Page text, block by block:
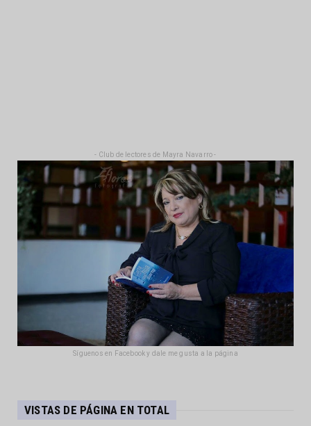
- Club de lectores de Mayra Navarro -
Síguenos en Facebook y dale me gusta a la página
VISTAS DE PÁGINA EN TOTAL